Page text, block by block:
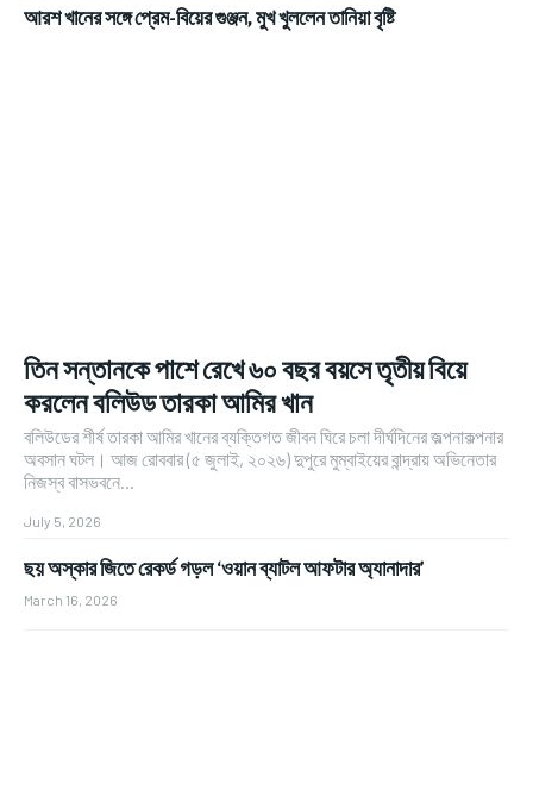
আরশ খানের সঙ্গে প্রেম-বিয়ের গুঞ্জন, মুখ খুললেন তানিয়া বৃষ্টি
তিন সন্তানকে পাশে রেখে ৬০ বছর বয়সে তৃতীয় বিয়ে
করলেন বলিউড তারকা আমির খান
বলিউডের শীর্ষ তারকা আমির খানের ব্যক্তিগত জীবন ঘিরে চলা দীর্ঘদিনের জল্পনাকল্পনার
অবসান ঘটল। আজ রোববার (৫ জুলাই, ২০২৬) দুপুরে মুম্বাইয়ের বান্দ্রায় অভিনেতার
নিজস্ব বাসভবনে...
July 5, 2026
ছয় অস্কার জিতে রেকর্ড গড়ল ‘ওয়ান ব্যাটল আফটার অ্যানাদার’
March 16, 2026